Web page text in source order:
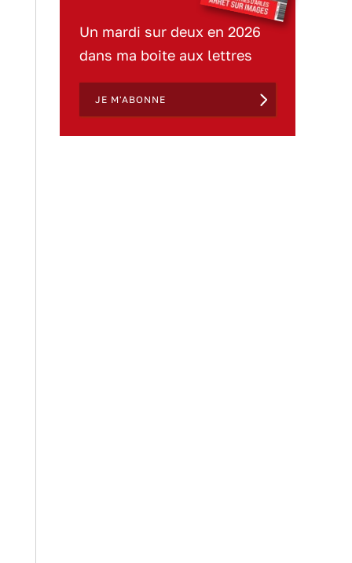
Un mardi sur deux en 2026
dans ma boite aux lettres
JE M'ABONNE